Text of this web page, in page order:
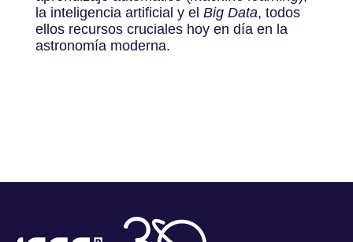
la inteligencia artificial y el Big Data, todos
ellos recursos cruciales hoy en día en la
astronomía moderna.